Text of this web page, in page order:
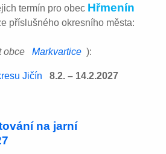
termín pro obec Hřmenín
příslušného okresního města:
obce Markvartice ):
Jičín 8.2. – 14.2.2027
na jarní